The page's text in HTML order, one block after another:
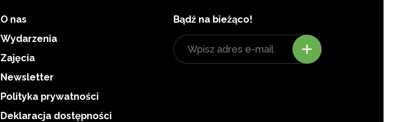
O nas
Wydarzenia
Zajęcia
Newsletter
Polityka prywatności
Deklaracja dostępności
Bądź na bieżąco!